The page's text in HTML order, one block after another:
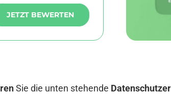
JETZT BEWERTEN
Sie die unten stehende